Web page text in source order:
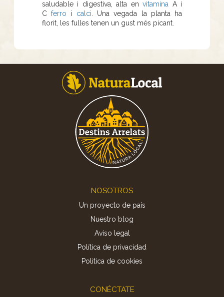
saludable i digestiva, alta envitamina A i
Cferro i calci . Una vegada la planta ha
florit, les fulles tenen un gust més picant.
NOSOTROS
Un proyecto de país
Nuestro blog
Aviso legal
Política de privacidad
Politica de cookies
CONÉCTATE